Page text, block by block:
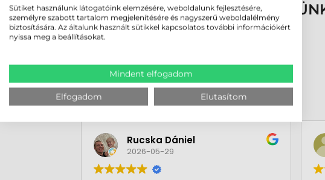
MEGBÍZHAT
Rucska Dániel
2026-05-29
Sütiket használunk látogatóink elemzésére, weboldalunk fejlesztésére,
személyre szabott tartalom megjelenítésére és nagyszerű weboldalélmény
biztosítására. Az általunk használt sütikkel kapcsolatos további információkért
nyissa meg a beállításokat.
Mindent elfogadom
Elfogadom Elutasítom